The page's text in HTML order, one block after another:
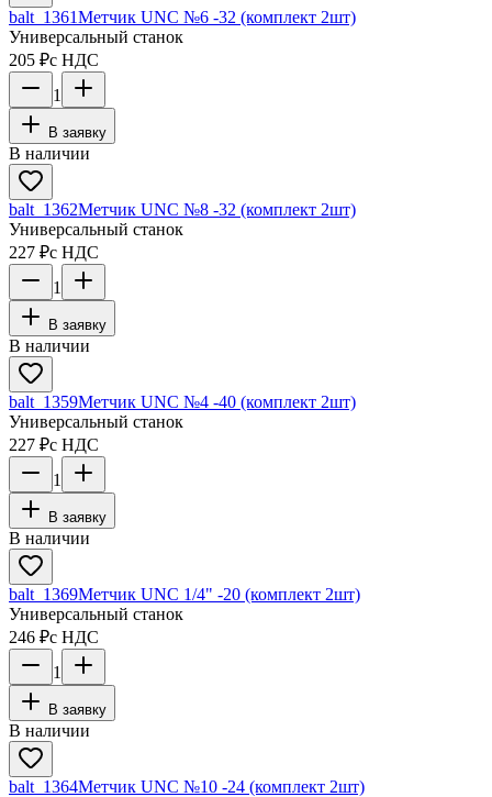
balt_1361Метчик UNC №6 -32 (комплект 2шт)
Универсальный станок
205 ₽с НДС
1
В заявку
В наличии
balt_1362Метчик UNC №8 -32 (комплект 2шт)
Универсальный станок
227 ₽с НДС
1
В заявку
В наличии
balt_1359Метчик UNC №4 -40 (комплект 2шт)
Универсальный станок
227 ₽с НДС
1
В заявку
В наличии
balt_1369Метчик UNC 1/4" -20 (комплект 2шт)
Универсальный станок
246 ₽с НДС
1
В заявку
В наличии
balt_1364Метчик UNC №10 -24 (комплект 2шт)